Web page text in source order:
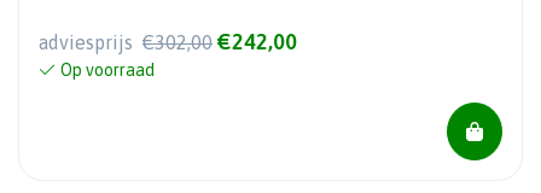
adviesprijs €302,00 €242,00
Op voorraad